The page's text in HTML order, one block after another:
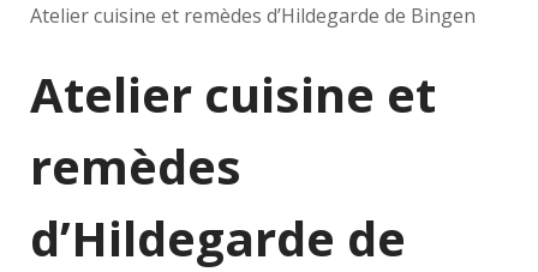
Atelier cuisine et remèdes d’Hildegarde de Bingen
Atelier cuisine et
remèdes
d’Hildegarde de